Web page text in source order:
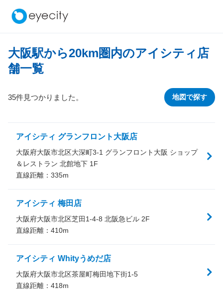
大阪駅から20km圏内のアイシティ店
舗一覧
地図で探す
35件見つかりました。
アイシティ グランフロント大阪店
大阪府大阪市北区大深町3-1 グランフロント大阪 ショップ
＆レストラン 北館地下 1F
直線距離： 335m
アイシティ 梅田店
大阪府大阪市北区芝田1-4-8 北阪急ビル 2F
直線距離： 410m
アイシティ Whityうめだ店
大阪府大阪市北区茶屋町梅田地下街1-5
直線距離： 418m